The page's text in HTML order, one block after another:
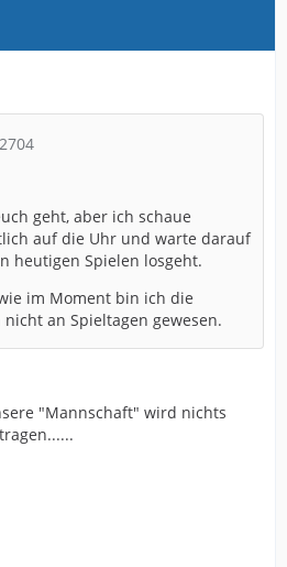
geht, aber ich schaue
auf die Uhr und warte darauf
heutigen Spielen losgeht.
im Moment bin ich die
an Spieltagen gewesen.
"Mannschaft" wird nichts